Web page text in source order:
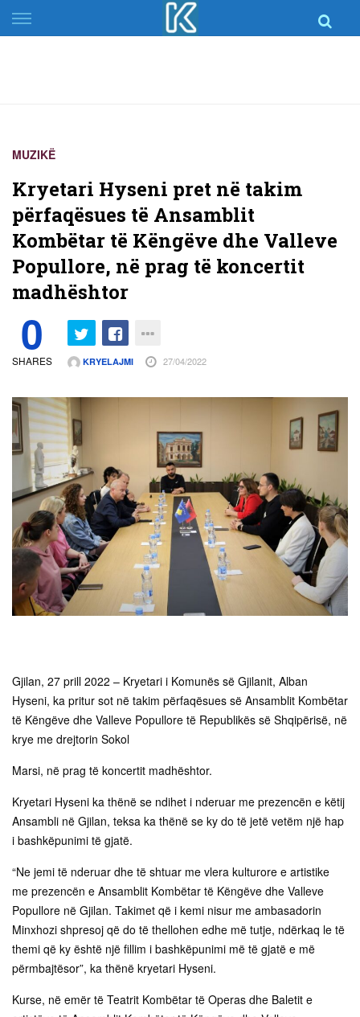
Skip
to
MUZIKË
Kryetari Hyseni pret në takim
përfaqësues të Ansamblit
Kombëtar të Këngëve dhe Valleve
Popullore, në prag të koncertit
madhështor
0
SHARES KRYELAJMI 27/04/2022
Gjilan, 27 prill 2022 – Kryetari i Komunës së Gjilanit, Alban
Hyseni, ka pritur sot në takim përfaqësues së Ansamblit Kombëtar
të Këngëve dhe Valleve Popullore të Republikës së Shqipërisë, në
krye me drejtorin Sokol
Marsi, në prag të koncertit madhështor.
Kryetari Hyseni ka thënë se ndihet i nderuar me prezencën e këtij
Ansambli në Gjilan, teksa ka thënë se ky do të jetë vetëm një hap
i bashkëpunimi të gjatë.
“Ne jemi të nderuar dhe të shtuar me vlera kulturore e artistike
me prezencën e Ansamblit Kombëtar të Këngëve dhe Valleve
Popullore në Gjilan. Takimet që i kemi nisur me ambasadorin
Minxhozi shpresoj që do të thellohen edhe më tutje, ndërkaq le të
themi që ky është një fillim i bashkëpunimi më të gjatë e më
përmbajtësor”, ka thënë kryetari Hyseni.
Kurse, në emër të Teatrit Kombëtar të Operas dhe Baletit e